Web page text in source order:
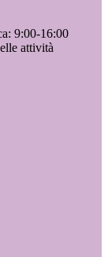
9:00-16:00
attività